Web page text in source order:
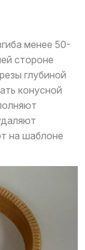
менее 50-
стороне
глубиной
конусной
на шаблоне